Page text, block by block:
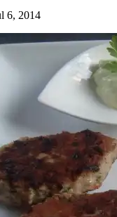
6, 2014